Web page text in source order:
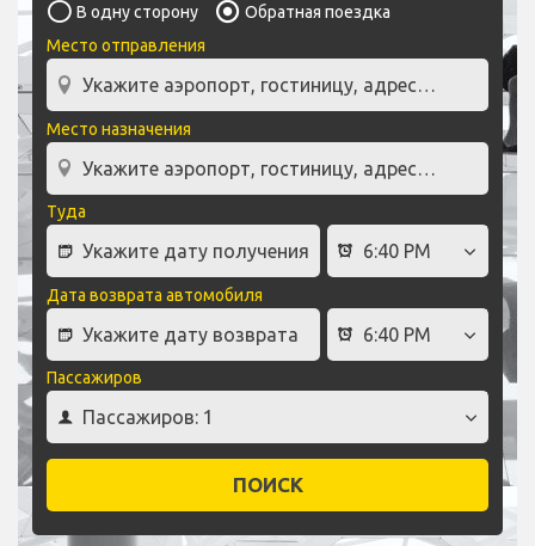
В одну сторону
Обратная поездка
Место отправления
Место назначения
Туда
Дата возврата автомобиля
Пассажиров
ПОИСК